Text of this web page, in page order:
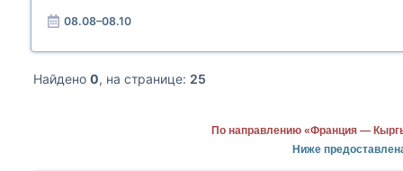
08.08–08.10
Найдено 0, на странице: 25
По направлению «Франция —
Ниже